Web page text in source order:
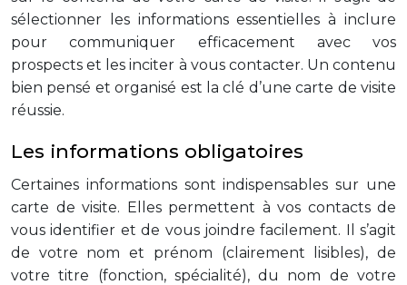
sélectionner les informations essentielles à inclure
pour communiquer efficacement avec vos
prospects et les inciter à vous contacter. Un contenu
bien pensé et organisé est la clé d’une carte de visite
réussie.
Les informations obligatoires
Certaines informations sont indispensables sur une
carte de visite. Elles permettent à vos contacts de
vous identifier et de vous joindre facilement. Il s’agit
de votre nom et prénom (clairement lisibles), de
votre titre (fonction, spécialité), du nom de votre